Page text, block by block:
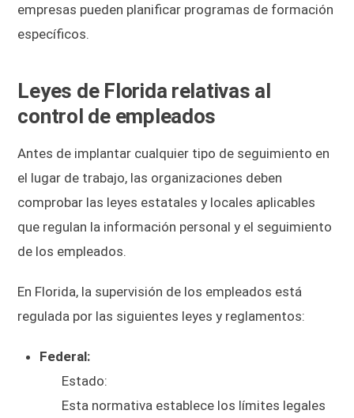
empresas pueden planificar programas de formación
específicos.
Leyes de Florida relativas al
control de empleados
Antes de implantar cualquier tipo de seguimiento en
el lugar de trabajo, las organizaciones deben
comprobar las leyes estatales y locales aplicables
que regulan la información personal y el seguimiento
de los empleados.
En Florida, la supervisión de los empleados está
regulada por las siguientes leyes y reglamentos:
Federal:
Estado:
Esta normativa establece los límites legales